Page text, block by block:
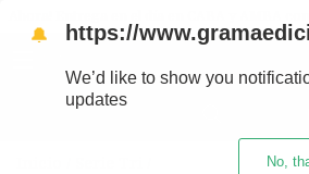
🔔 https://
We’d like to show you
updates
No,